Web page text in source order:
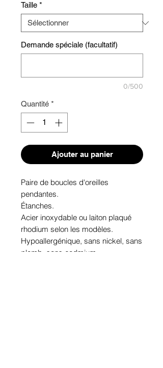
Taille *
Demande spéciale (facultatif)
0/500
Quantité *
Ajouter au panier
Paire de boucles d'oreilles
pendantes.
Étanches.
Acier inoxydable ou laiton plaqué
rhodium selon les modèles.
Hypoallergénique, sans nickel, sans
plomb, sans cadmium.